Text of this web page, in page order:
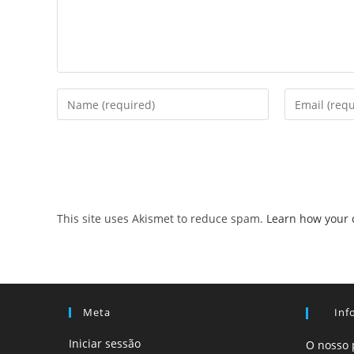
Enter
your
comment
Enter
your
This site uses Akismet to reduce spam. Learn how your
Meta
Iniciar sessão O nosso